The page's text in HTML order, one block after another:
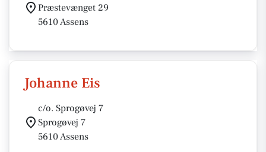
Præstevænget 29
5610 Assens
Johanne Eis
c/o. Sprogøvej 7
Sprogøvej 7
5610 Assens